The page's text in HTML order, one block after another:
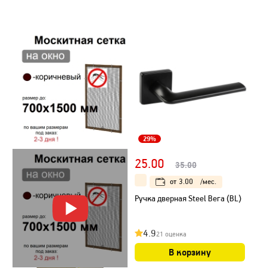
29%
25.00 35.00
от 3.00 /мес.
Ручка дверная Steel Вега (BL)
4.921 оценка
В корзину